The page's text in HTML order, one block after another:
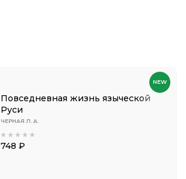
Повседневная жизнь языческой
Руси
ЧЕРНАЯ Л. А.
748 ₽
NEW